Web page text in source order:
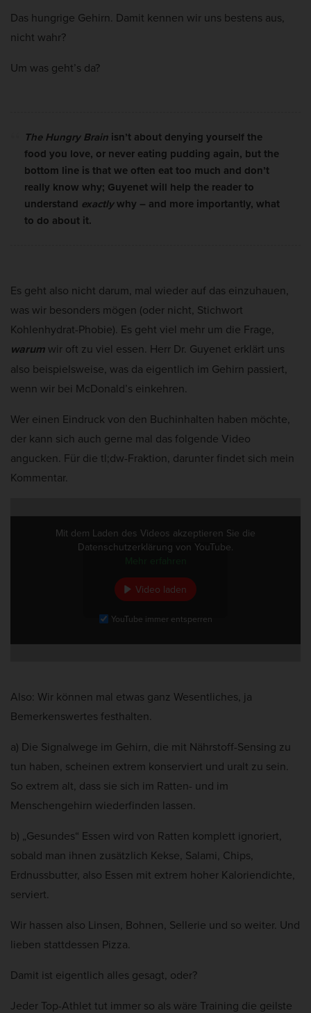
a
k
r
t
Das hungrige Gehirn. Damit kennen wir uns bestens aus,
nicht wahr?
Um was geht’s da?
The Hungry Brain isn’t about denying yourself the
food you love, or never eating pudding again, but the
bottom line is that we often eat too much and don’t
really know why; Guyenet will help the reader to
understand exactlywhy – and more importantly, what
to do about it.
Es geht also nicht darum, mal wieder auf das einzuhauen,
was wir besonders mögen (oder nicht, Stichwort
Kohlenhydrat-Phobie). Es geht viel mehr um die Frage,
warumwir oft zu viel essen. Herr Dr. Guyenet erklärt uns
also beispielsweise, was da eigentlich im Gehirn passiert,
wenn wir bei McDonald’s einkehren.
Wer einen Eindruck von den Buchinhalten haben möchte,
der kann sich auch gerne mal das folgende Video
angucken. Für die tl;dw-Fraktion, darunter findet sich mein
Kommentar.
Mit dem Laden des Videos akzeptieren Sie die
Datenschutzerklärung von YouTube.
Video laden
YouTube immer entsperren
Also: Wir können mal etwas ganz Wesentliches, ja
Bemerkenswertes festhalten.
a) Die Signalwege im Gehirn, die mit Nährstoff-Sensing zu
tun haben, scheinen extrem konserviert und uralt zu sein.
So extrem alt, dass sie sich im Ratten- und im
Menschengehirn wiederfinden lassen.
b) „Gesundes“ Essen wird von Ratten komplett ignoriert,
sobald man ihnen zusätzlich Kekse, Salami, Chips,
Erdnussbutter, also Essen mit extrem hoher Kaloriendichte,
serviert.
Wir hassen also Linsen, Bohnen, Sellerie und so weiter. Und
lieben stattdessen Pizza.
Damit ist eigentlich alles gesagt, oder?
Jeder Top-Athlet tut immer so als wäre Training die geilste
Marketing (5)
über Websites hinweg verfolgen.
Inhalte von Videoplattformen und Social-Media-Plattformen werden
standardmäßig blockiert. Wenn Cookies von externen Medien akzeptiert
werden, bedarf der Zugriff auf diese Inhalte keiner manuellen Einwilligung
Cookie-Informationen anzeigen